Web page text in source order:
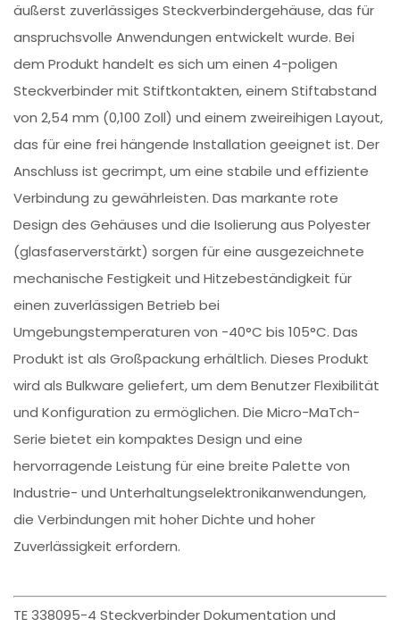
äußerst zuverlässiges Steckverbindergehäuse, das für
anspruchsvolle Anwendungen entwickelt wurde. Bei
dem Produkt handelt es sich um einen 4-poligen
Steckverbinder mit Stiftkontakten, einem Stiftabstand
von 2,54 mm (0,100 Zoll) und einem zweireihigen Layout,
das für eine frei hängende Installation geeignet ist. Der
Anschluss ist gecrimpt, um eine stabile und effiziente
Verbindung zu gewährleisten. Das markante rote
Design des Gehäuses und die Isolierung aus Polyester
(glasfaserverstärkt) sorgen für eine ausgezeichnete
mechanische Festigkeit und Hitzebeständigkeit für
einen zuverlässigen Betrieb bei
Umgebungstemperaturen von -40°C bis 105°C. Das
Produkt ist als Großpackung erhältlich. Dieses Produkt
wird als Bulkware geliefert, um dem Benutzer Flexibilität
und Konfiguration zu ermöglichen. Die Micro-MaTch-
Serie bietet ein kompaktes Design und eine
hervorragende Leistung für eine breite Palette von
Industrie- und Unterhaltungselektronikanwendungen,
die Verbindungen mit hoher Dichte und hoher
Zuverlässigkeit erfordern.
TE 338095-4 Steckverbinder Dokumentation und